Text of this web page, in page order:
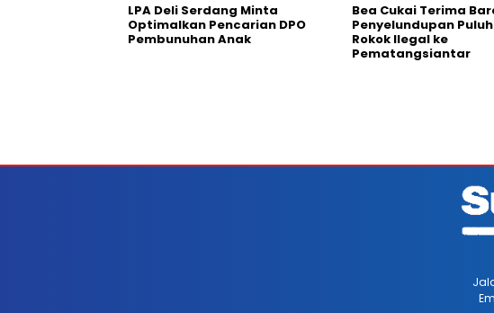
LPA Deli Serdang Minta
Optimalkan Pencarian DPO
Pembunuhan Anak
Bea Cukai Terima
Penyelundupan
Rokok Ilegal ke
Pematangsiantar